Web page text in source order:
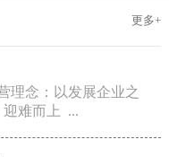
更多+
理念：以发展企业之
迎难而上 ...